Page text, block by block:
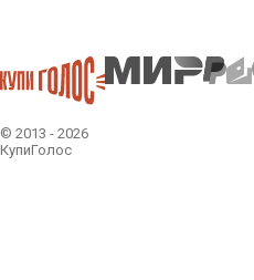
© 2013 - 2026
КупиГолос